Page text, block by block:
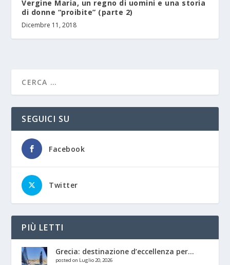
Vergine Maria, un regno di uomini e una storia
di donne “proibite” (parte 2)
Dicembre 11, 2018
SEGUICI SU
Facebook
Twitter
PIÙ LETTI
Grecia: destinazione d’eccellenza per...
posted on Luglio 20, 2026